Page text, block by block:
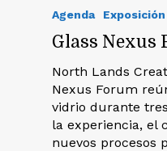
Agenda Exposición
Glass Nexus
North Lands
Nexus Forum
vidrio durante
la experiencia, el
nuevos procesos